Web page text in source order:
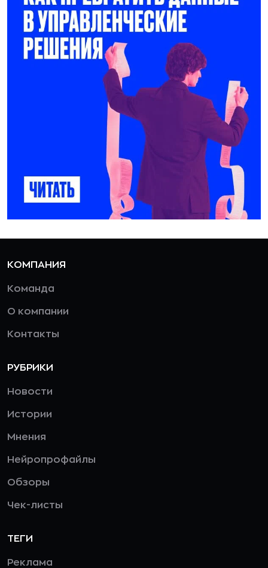
КОМПАНИЯ
Команда
О компании
Контакты
РУБРИКИ
Новости
Истории
Мнения
Нейропрофайлы
Обзоры
Чек-листы
ТЕГИ
Реклама